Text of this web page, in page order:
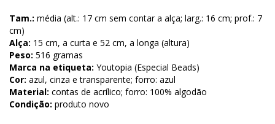
Tam.: média (alt.: 17 cm sem contar a alça; larg.: 16 cm; prof.: 7
cm)
Alça: 15 cm, a curta e 52 cm, a longa (altura)
Peso: 516 gramas
Marca na etiqueta: Youtopia (Especial Beads)
Cor: azul, cinza e transparente; forro: azul
Material: contas de acrílico; forro: 100% algodão
Condição: produto novo